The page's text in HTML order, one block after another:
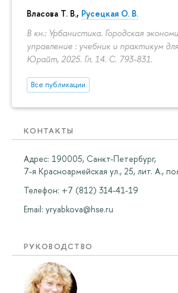
Власова Т. В., Русецкая О. В.
В кн.: Урбанистика. Городская
управление : учебник и практикум
Юрайт, 2025. Гл. 14. С. 793-831.
Все публикации
КОНТАКТЫ
Адрес: 190005, Санкт-Петербург,
7-я Красноармейская ул., 25, лит. А.,
Телефон: +7 (812) 314-41-19
Email: yryabkova@hse.ru
РУКОВОДСТВО